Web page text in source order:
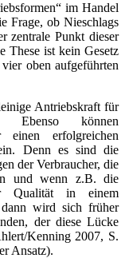
im Handel
Frage, ob Nieschlags
zentrale Punkt dieser
These ist kein Gesetz
oben aufgeführten
Antriebskraft für
Ebenso können
erfolgreichen
Denn es sind die
der Verbraucher, die
und wenn z.B. die
Qualität in einem
dann wird sich früher
der diese Lücke
Kenning 2007, S.
Ansatz).